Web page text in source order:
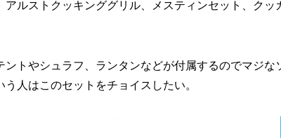
ルストクッキンググリル、メスティンセット、クッ
トやシュラフ、ランタンなどが付属するのでマジな
人はこのセットをチョイスしたい。